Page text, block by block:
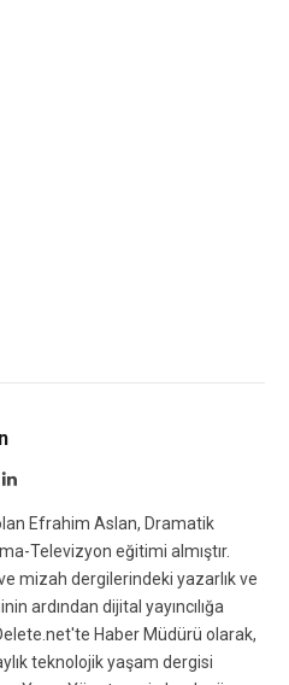
LinkedIn
Efrahim Aslan, Dramatik
Televizyon eğitimi almıştır.
mizah dergilerindeki yazarlık ve
ardından dijital yayıncılığa
Haber Müdürü olarak,
teknolojik yaşam dergisi